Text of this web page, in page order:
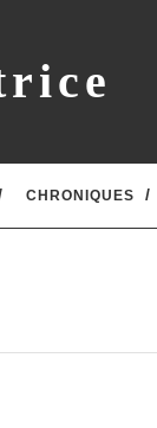
CHRONIQUES